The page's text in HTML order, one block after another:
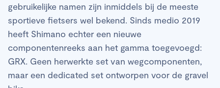
gebruikelijke namen zijn inmiddels bij de meeste
sportieve fietsers wel bekend. Sinds medio 2019
heeft Shimano echter een nieuwe
componentenreeks aan het gamma toegevoegd:
GRX. Geen herwerkte set van wegcomponenten,
maar een dedicated set ontworpen voor de gravel